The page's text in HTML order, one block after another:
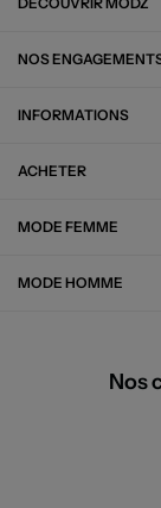
NOS
INFORMATIONS
ACHETER
MODE FEMME
MODE HOMME
Nos